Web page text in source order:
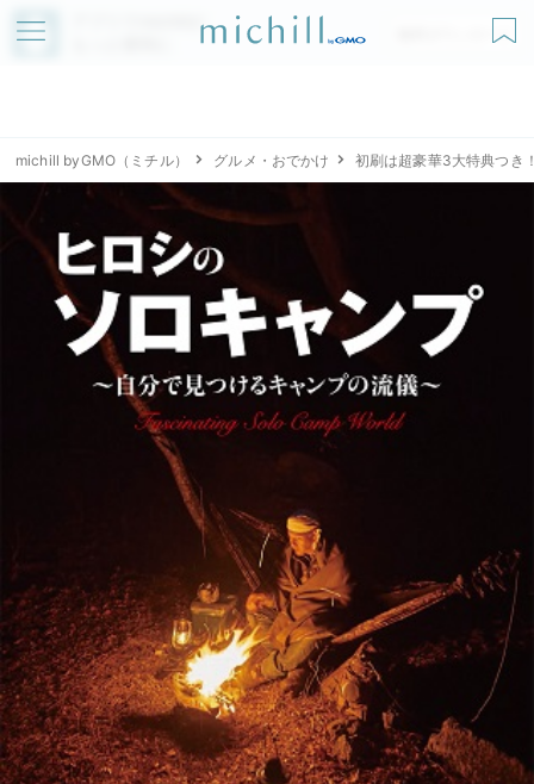
アプリでmichillが
無料ダウンロード
michill byGMO（ミチル） グルメ・おでかけ 初刷は超豪華3大特典つき